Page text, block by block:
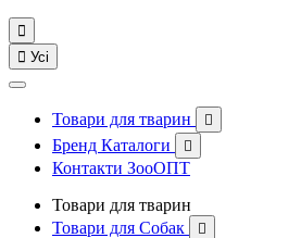

 Усі
Товари для тварин 
Бренд Каталоги 
Контакти ЗооОПТ
Товари для тварин
Товари для Собак
